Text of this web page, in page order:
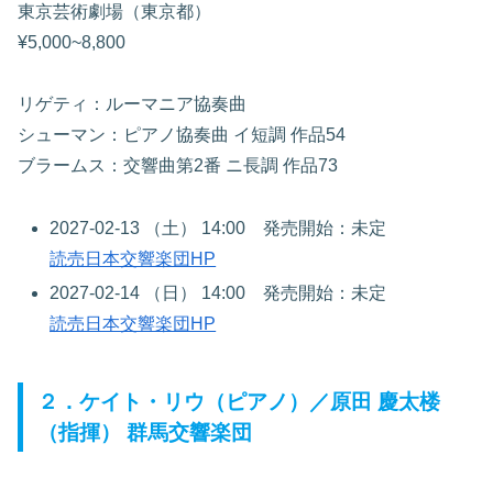
東京芸術劇場（東京都）
¥5,000~8,800
リゲティ：ルーマニア協奏曲
シューマン：ピアノ協奏曲 イ短調 作品54
ブラームス：交響曲第2番 ニ長調 作品73
2027-02-13 （土） 14:00 発売開始：未定
読売日本交響楽団HP
2027-02-14 （日） 14:00 発売開始：未定
読売日本交響楽団HP
２．ケイト・リウ（ピアノ）／原田 慶太楼
（指揮） 群馬交響楽団